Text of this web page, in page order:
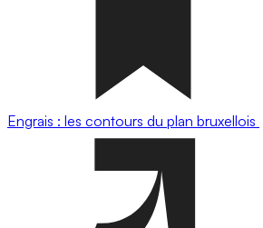
Engrais : les contours du plan bruxellois